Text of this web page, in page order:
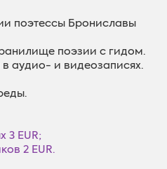
поэтессы Брониславы
поэзии с гидом.
аудио- и видеозаписях.
3 EUR;
2 EUR.